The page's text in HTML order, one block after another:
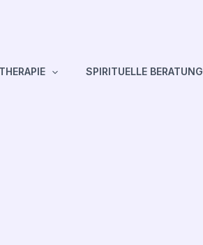
SPIRITUELLE BERATUNG